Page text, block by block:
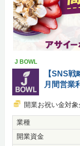
J BOWL
【SNS
月間営業
開業お祝い金対
業種
開業資金